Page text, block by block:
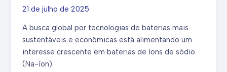
21 de julho de 2025
A busca global por tecnologias de baterias mais
sustentáveis e econômicas está alimentando um
interesse crescente em baterias de íons de sódio
(Na-íon).